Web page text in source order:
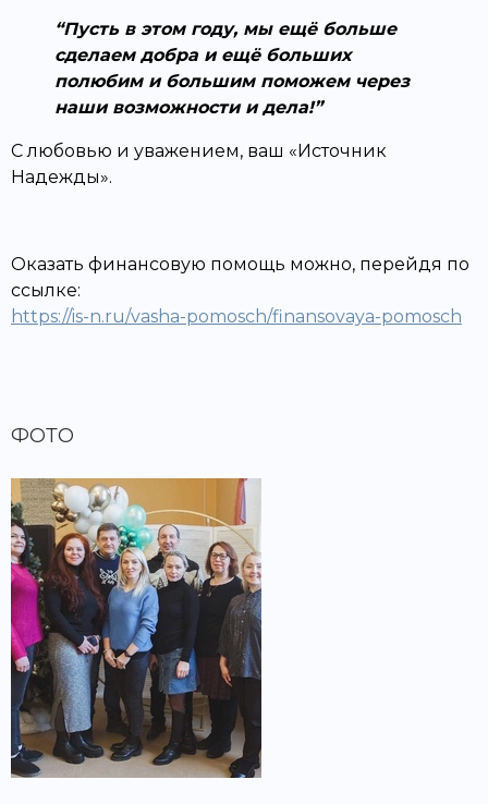
Пусть в этом году, мы ещё больше
сделаем добра и ещё больших
полюбим и большим поможем через
наши возможности и дела!
С любовью и уважением, ваш «Источник
Надежды».
Оказать финансовую помощь можно, перейдя по
ссылке:
https://is-n.ru/vasha-pomosch/finansovaya-pomosch
ФОТО